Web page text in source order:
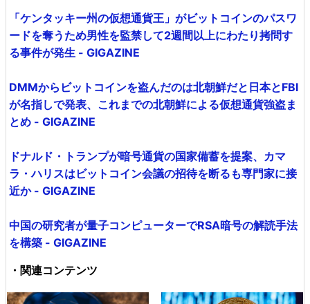
「ケンタッキー州の仮想通貨王」がビットコインのパスワ
ードを奪うため男性を監禁して2週間以上にわたり拷問す
る事件が発生 - GIGAZINE
DMMからビットコインを盗んだのは北朝鮮だと日本とFBI
が名指しで発表、これまでの北朝鮮による仮想通貨強盗ま
とめ - GIGAZINE
ドナルド・トランプが暗号通貨の国家備蓄を提案、カマ
ラ・ハリスはビットコイン会議の招待を断るも専門家に接
近か - GIGAZINE
中国の研究者が量子コンピューターでRSA暗号の解読手法
を構築 - GIGAZINE
・関連コンテンツ